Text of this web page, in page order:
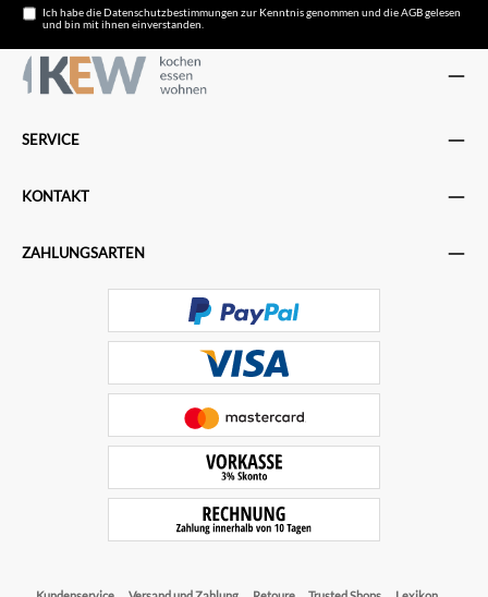
Ich habe dieDatenschutzbestimmungen zur Kenntnis genommen und dieAGBgelesen
und bin mit ihnen einverstanden.
SERVICE
KONTAKT
ZAHLUNGSARTEN